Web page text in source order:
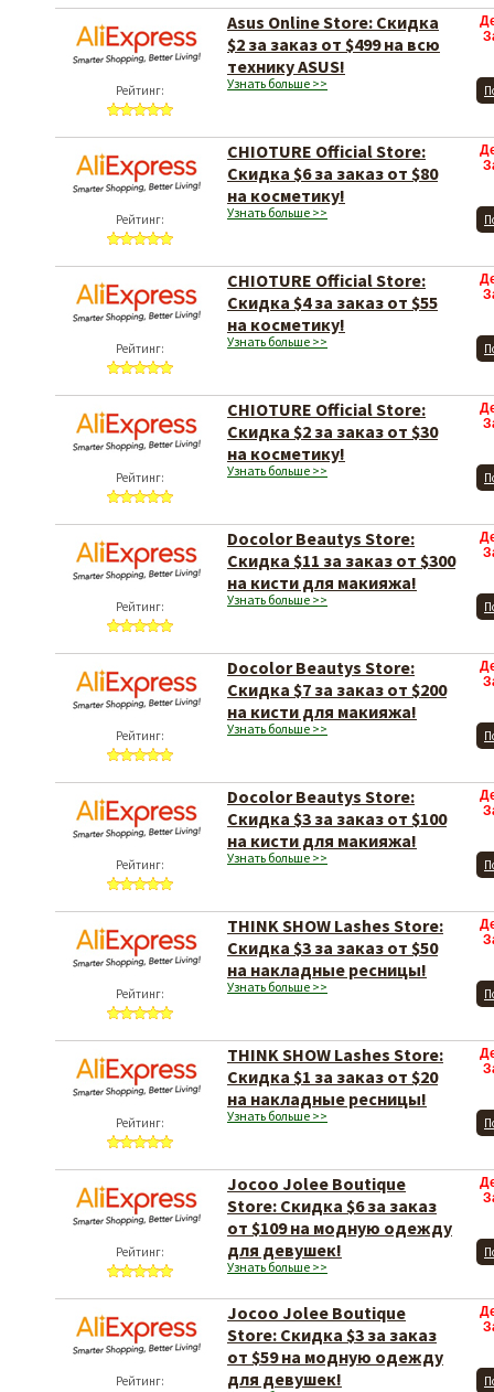
Рейтинг:
Asus Online Store: Скидка
$2 за заказ от $499 на всю
технику ASUS!
Узнать больше >>
Рейтинг:
CHIOTURE Official Store:
Скидка $6 за заказ от $80
на косметику!
Узнать больше >>
Рейтинг:
CHIOTURE Official Store:
Скидка $4 за заказ от $55
на косметику!
Узнать больше >>
Рейтинг:
CHIOTURE Official Store:
Скидка $2 за заказ от $30
на косметику!
Узнать больше >>
Рейтинг:
Docolor Beautys Store:
Скидка $11 за заказ от $300
на кисти для макияжа!
Узнать больше >>
Рейтинг:
Docolor Beautys Store:
Скидка $7 за заказ от $200
на кисти для макияжа!
Узнать больше >>
Рейтинг:
Docolor Beautys Store:
Скидка $3 за заказ от $100
на кисти для макияжа!
Узнать больше >>
Рейтинг:
THINK SHOW Lashes Store:
Скидка $3 за заказ от $50
на накладные ресницы!
Узнать больше >>
Рейтинг:
THINK SHOW Lashes Store:
Скидка $1 за заказ от $20
на накладные ресницы!
Узнать больше >>
Рейтинг:
Jocoo Jolee Boutique
Store: Скидка $6 за заказ
от $109 на модную одежду
для девушек!
Узнать больше >>
Рейтинг:
Jocoo Jolee Boutique
Store: Скидка $3 за заказ
от $59 на модную одежду
для девушек!